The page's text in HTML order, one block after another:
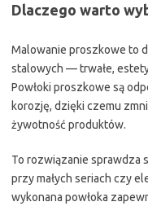
Dlaczego warto
Malowanie proszkowe to
stalowych — trwałe,
Powłoki proszkowe są
korozję, dzięki czemu
żywotność produktów.
To rozwiązanie sprawdza
przy małych seriach czy
wykonana powłoka